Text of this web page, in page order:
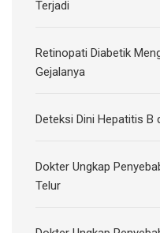
Terjadi
Retinopati Diabetik
Gejalanya
Deteksi Dini Hepatitis B
Dokter Ungkap
Telur